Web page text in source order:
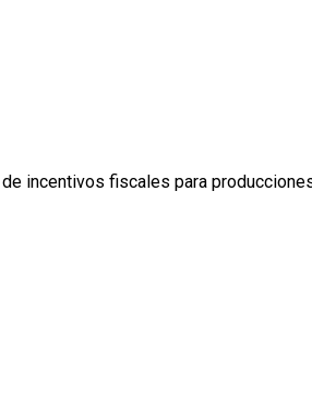
incentivos fiscales para